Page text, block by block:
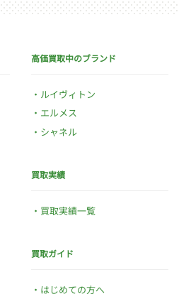
高価買取中のブランド
ルイヴィトン
エルメス
シャネル
買取実績
買取実績一覧
買取ガイド
はじめての方へ